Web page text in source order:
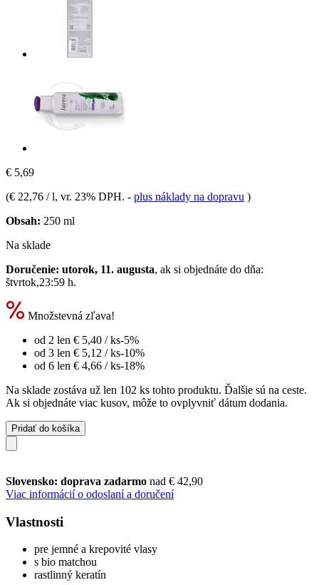
€ 5,69
(€ 22,76 / l, vr. 23% DPH. - plus náklady na dopravu )
Obsah: 250 ml
Na sklade
Doručenie: utorok, 11. augusta, ak si objednáte do dňa:
štvrtok,23:59 h.
Množstevná zľava!
od 2 len € 5,40 / ks-5%
od 3 len € 5,12 / ks-10%
od 6 len € 4,66 / ks-18%
Na sklade zostáva už len 102 ks tohto produktu. Ďalšie sú na ceste.
Ak si objednáte viac kusov, môže to ovplyvniť dátum dodania.
Pridať do košíka
Slovensko: doprava zadarmo nad € 42,90
Viac informácií o odoslaní a doručení
Vlastnosti
pre jemné a krepovité vlasy
s bio matchou
rastlinný keratín